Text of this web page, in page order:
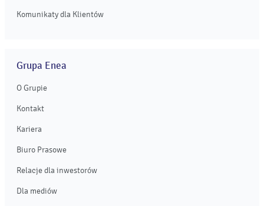
Komunikaty dla Klientów
Grupa Enea
O Grupie
Kontakt
Kariera
Biuro Prasowe
Relacje dla inwestorów
Dla mediów